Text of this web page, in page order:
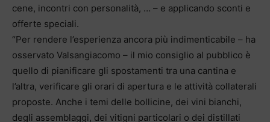
cene, incontri con personalità, … – e applicando sconti e
offerte speciali.
“Per rendere l’esperienza ancora più indimenticabile – ha
osservato Valsangiacomo – il mio consiglio al pubblico è
quello di pianificare gli spostamenti tra una cantina e
l’altra, verificare gli orari di apertura e le attività collaterali
proposte. Anche i temi delle bollicine, dei vini bianchi,
degli assemblaggi, dei vitigni particolari o dei distillati